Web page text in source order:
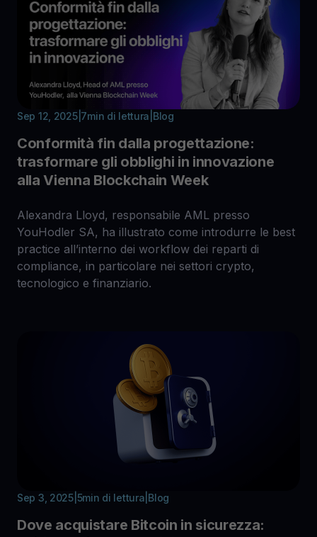
Sep 12, 2025| 7min di lettura Blog
Conformità fin dalla progettazione:
trasformare gli obblighi in innovazione
alla Vienna Blockchain Week
Alexandra Lloyd, responsabile AML presso
YouHodler SA, ha illustrato come introdurre le best
practice all’interno dei workflow dei reparti di
compliance, in particolare nei settori crypto,
tecnologico e finanziario.
Sep 3, 2025| 5min di lettura Blog
Dove acquistare Bitcoin in sicurezza: